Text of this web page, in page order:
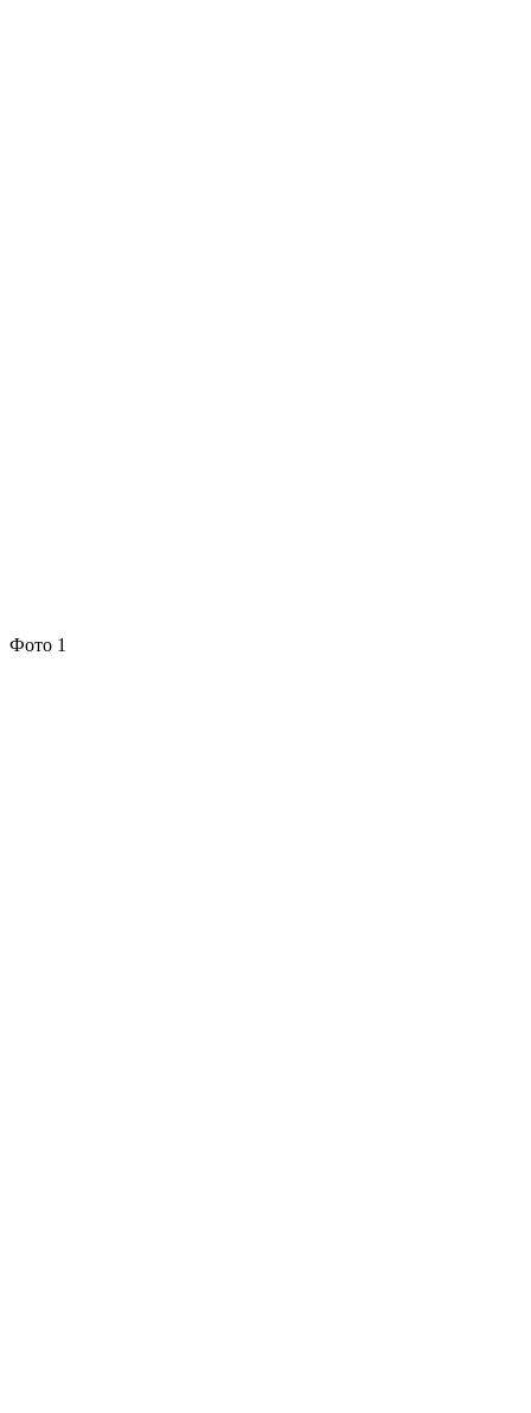
Фото 1